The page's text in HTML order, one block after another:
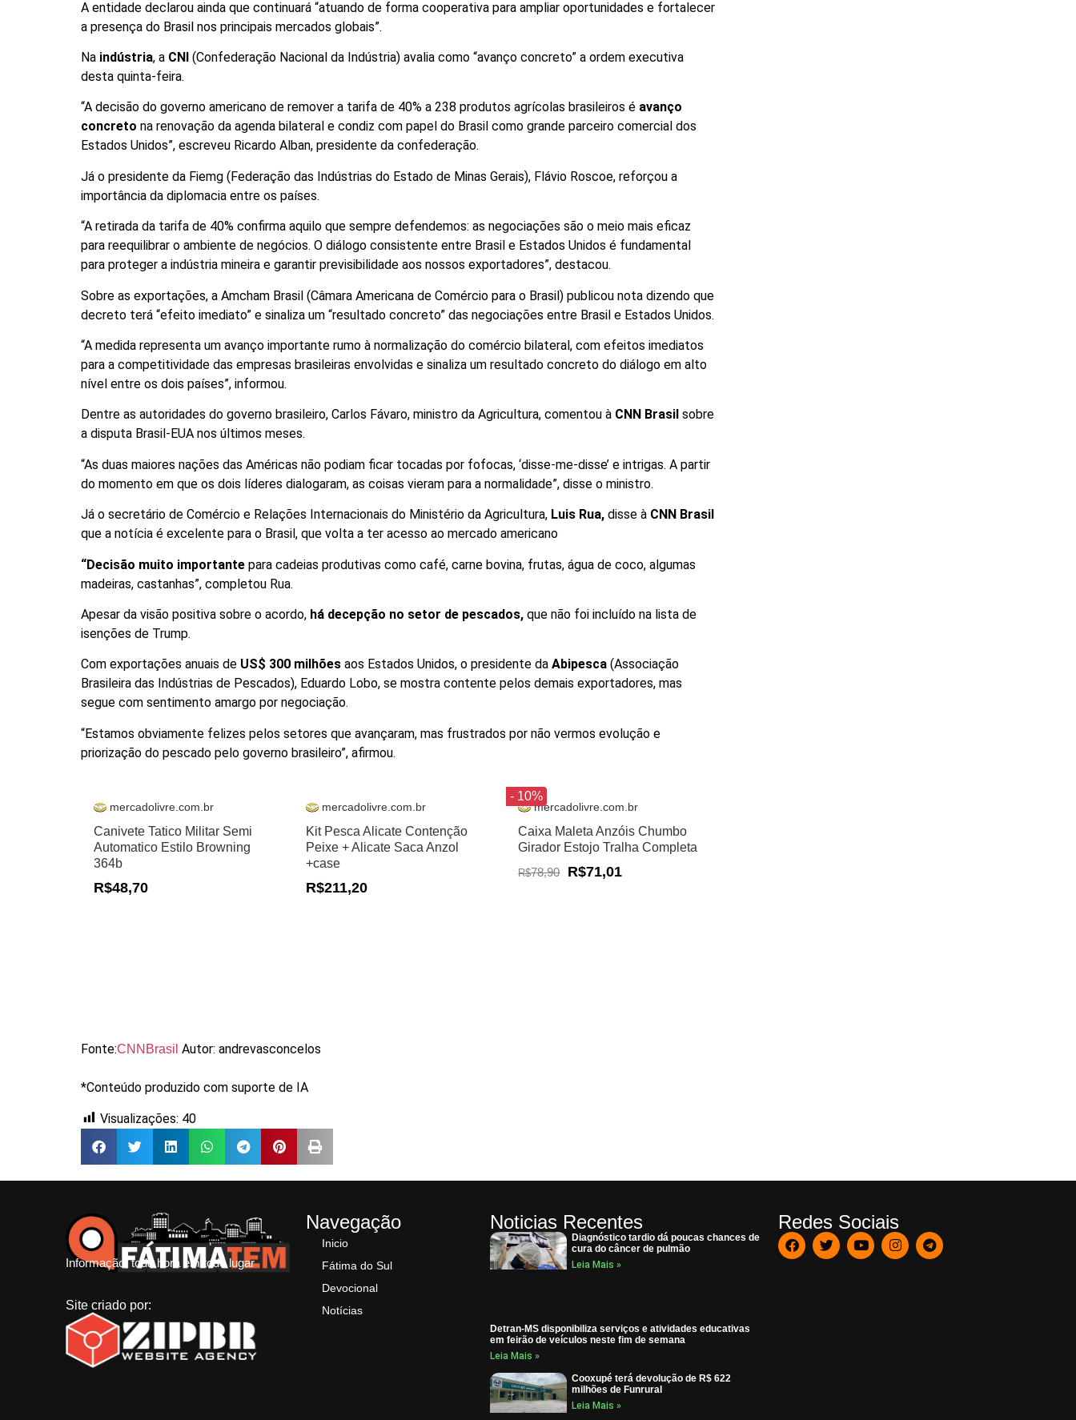
A entidade declarou ainda que continuará “atuando de forma cooperativa para ampliar oportunidades e fortalecer
a presença do Brasil nos principais mercados globais”.
Na indústria, a CNI (Confederação Nacional da Indústria) avalia como “avanço concreto” a ordem executiva
desta quinta-feira.
“A decisão do governo americano de remover a tarifa de 40% a 238 produtos agrícolas brasileiros é avanço
concreto na renovação da agenda bilateral e condiz com papel do Brasil como grande parceiro comercial dos
Estados Unidos”, escreveu Ricardo Alban, presidente da confederação.
Já o presidente da Fiemg (Federação das Indústrias do Estado de Minas Gerais), Flávio Roscoe, reforçou a
importância da diplomacia entre os países.
“A retirada da tarifa de 40% confirma aquilo que sempre defendemos: as negociações são o meio mais eficaz
para reequilibrar o ambiente de negócios. O diálogo consistente entre Brasil e Estados Unidos é fundamental
para proteger a indústria mineira e garantir previsibilidade aos nossos exportadores”, destacou.
Sobre as exportações, a Amcham Brasil (Câmara Americana de Comércio para o Brasil) publicou nota dizendo que
decreto terá “efeito imediato” e sinaliza um “resultado concreto” das negociações entre Brasil e Estados Unidos.
“A medida representa um avanço importante rumo à normalização do comércio bilateral, com efeitos imediatos
para a competitividade das empresas brasileiras envolvidas e sinaliza um resultado concreto do diálogo em alto
nível entre os dois países”, informou.
Dentre as autoridades do governo brasileiro, Carlos Fávaro, ministro da Agricultura, comentou à CNN Brasil sobre
a disputa Brasil-EUA nos últimos meses.
“As duas maiores nações das Américas não podiam ficar tocadas por fofocas, ‘disse-me-disse’ e intrigas. A partir
do momento em que os dois líderes dialogaram, as coisas vieram para a normalidade”, disse o ministro.
Já o secretário de Comércio e Relações Internacionais do Ministério da Agricultura, Luis Rua, disse à CNN Brasil
que a notícia é excelente para o Brasil, que volta a ter acesso ao mercado americano
“Decisão muito importante para cadeias produtivas como café, carne bovina, frutas, água de coco, algumas
madeiras, castanhas”, completou Rua.
Apesar da visão positiva sobre o acordo, há decepção no setor de pescados, que não foi incluído na lista de
isenções de Trump.
Com exportações anuais de US$ 300 milhões aos Estados Unidos, o presidente daAbipesca (Associação
Brasileira das Indústrias de Pescados), Eduardo Lobo, se mostra contente pelos demais exportadores, mas
segue com sentimento amargo por negociação.
“Estamos obviamente felizes pelos setores que avançaram, mas frustrados por não vermos evolução e
priorização do pescado pelo governo brasileiro”, afirmou.
mercadolivre.com.br
Canivete Tatico Militar Semi
Automatico Estilo Browning
364b
R$48,70
mercadolivre.com.br
Kit Pesca Alicate Contenção
Peixe + Alicate Saca Anzol
+case
R$211,20
- 10%
mercadolivre.com.br
Caixa Maleta Anzóis Chumbo
Girador Estojo Tralha Completa
R$78,90 R$71,01
Fonte:CNNBrasilAutor: andrevasconcelos
*Conteúdo produzido com suporte de IA
Visualizações: 40
Informação, toda hora em todo lugar
Site criado por:
Navegação
Inicio
Fátima do Sul
Devocional
Notícias
Noticias Recentes
Diagnóstico tardio dá poucas chances de
cura do câncer de pulmão
Leia Mais »
Detran-MS disponibiliza serviços e atividades educativas
em feirão de veículos neste fim de semana
Leia Mais »
Cooxupé terá devolução de R$ 622
milhões de Funrural
Leia Mais »
Redes Sociais